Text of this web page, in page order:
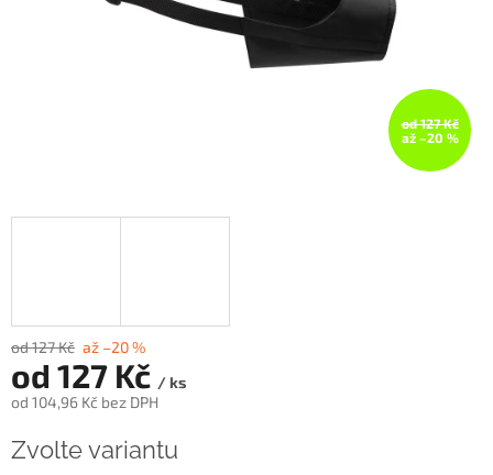
od 127 Kč
až –20 %
od 127 Kč až –20 %
od 127 Kč / ks
od 104,96 Kč bez DPH
cena:
Zvolte variantu